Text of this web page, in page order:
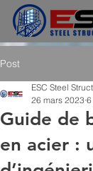
Post
Guide de
en acier :
ESC Steel
26 mars 2023 6